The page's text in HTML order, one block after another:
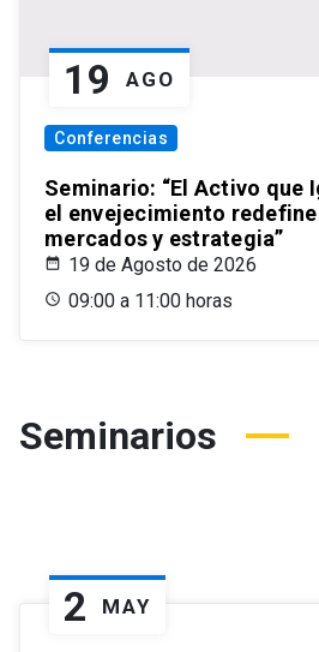
19 AGO
Conferencias
Seminario: “El Activo que
el envejecimiento
mercados y estrategia”
19 de Agosto de 2026
09:00 a 11:00 horas
Seminarios
2 MAY